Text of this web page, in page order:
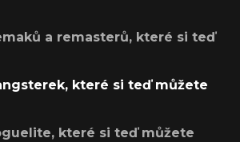
a remasterů, které si teď
které si teď můžete
které si teď můžete